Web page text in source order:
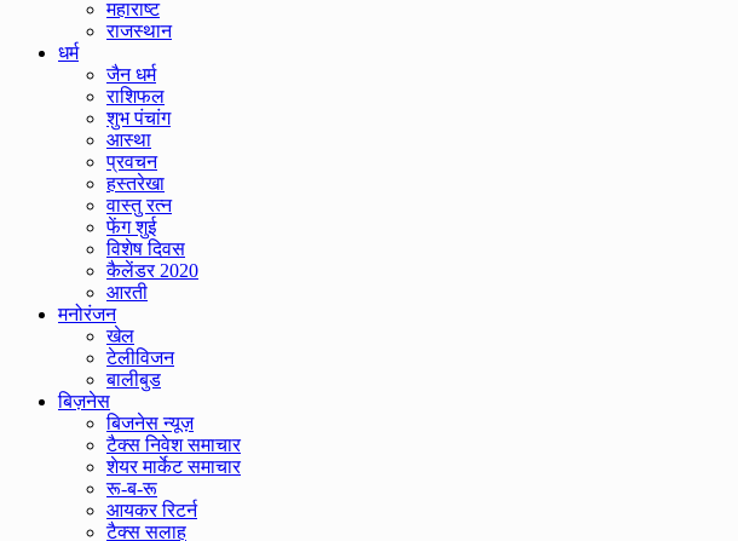
महाराष्ट
राजस्थान
धर्म
जैन धर्म
राशिफल
शुभ पंचांग
आस्था
प्रवचन
हस्तरेखा
वास्तु रत्न
फेंग शुई
विशेष दिवस
कैलेंडर 2020
आरती
मनोरंजन
खेल
टेलीविजन
बालीबुड
बिज़नेस
बिजनेस न्यूज़
टैक्स निवेश समाचार
शेयर मार्केट समाचार
रू-ब-रू
आयकर रिटर्न
टैक्स सलाह